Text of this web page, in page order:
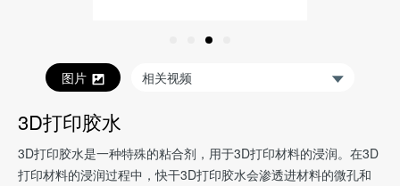
图片
3D打印胶水
3D打印胶水是一种特殊的粘合剂，用于3D打印材料的浸润。在3D
打印材料的浸润过程中，快干3D打印胶水会渗透进材料的微孔和